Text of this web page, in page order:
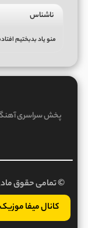
کانال میفا موزیک
ناشناس
منو یاد بدبختیم
پخش سراسری
© تمامی حقوق